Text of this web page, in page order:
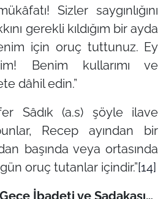
Sizler saygınlığını
gerekli kıldığım bir ayda
için oruç tuttunuz. Ey
Benim kullarımı ve
dâhil edin.”
Sâdık (a.s) şöyle ilave
Recep ayından bir
başında veya ortasında
oruç tutanlar içindir.”[14]
İbadeti ve Sadakası…